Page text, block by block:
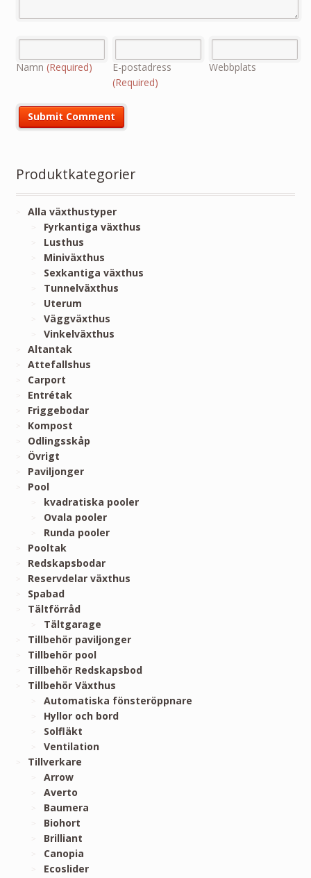
Namn (Required)
E-postadress
(Required)
Webbplats
Produktkategorier
Alla växthustyper
Fyrkantiga växthus
Lusthus
Miniväxthus
Sexkantiga växthus
Tunnelväxthus
Uterum
Väggväxthus
Vinkelväxthus
Altantak
Attefallshus
Carport
Entrétak
Friggebodar
Kompost
Odlingsskåp
Övrigt
Paviljonger
Pool
kvadratiska pooler
Ovala pooler
Runda pooler
Pooltak
Redskapsbodar
Reservdelar växthus
Spabad
Tältförråd
Tältgarage
Tillbehör paviljonger
Tillbehör pool
Tillbehör Redskapsbod
Tillbehör Växthus
Automatiska fönsteröppnare
Hyllor och bord
Solfläkt
Ventilation
Tillverkare
Arrow
Averto
Baumera
Biohort
Brilliant
Canopia
Ecoslider